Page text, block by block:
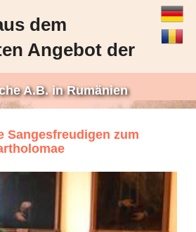
dem
Angebot der
A.B. in Rumänien
Sangesfreudigen zum
Deutsch
Română